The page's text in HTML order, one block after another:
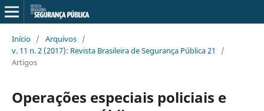
Início / Arquivos /
v. 11 n. 2 (2017): Revista Brasileira de Segurança Pública 21
/
Artigos
Operações especiais policiais e